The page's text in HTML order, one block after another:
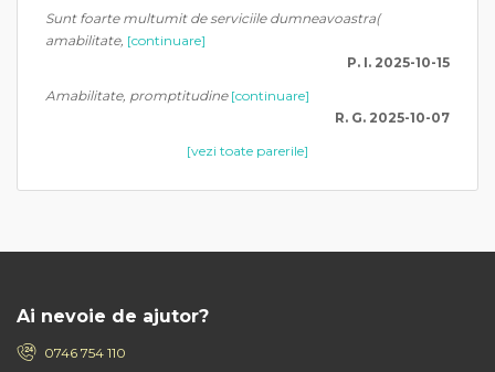
Sunt foarte multumit de serviciile dumneavoastra(
amabilitate, [continuare]
P. I. 2025-10-15
Amabilitate, promptitudine [continuare]
R. G. 2025-10-07
[vezi toate parerile]
Ai nevoie de ajutor?
0746 754 110